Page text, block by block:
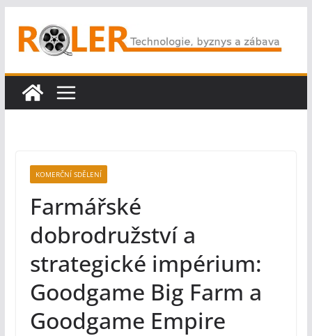
obsah
KOMERČNÍ SDĚLENÍ
Farmářské
dobrodružství a
strategické impérium:
Goodgame Big Farm a
Goodgame Empire